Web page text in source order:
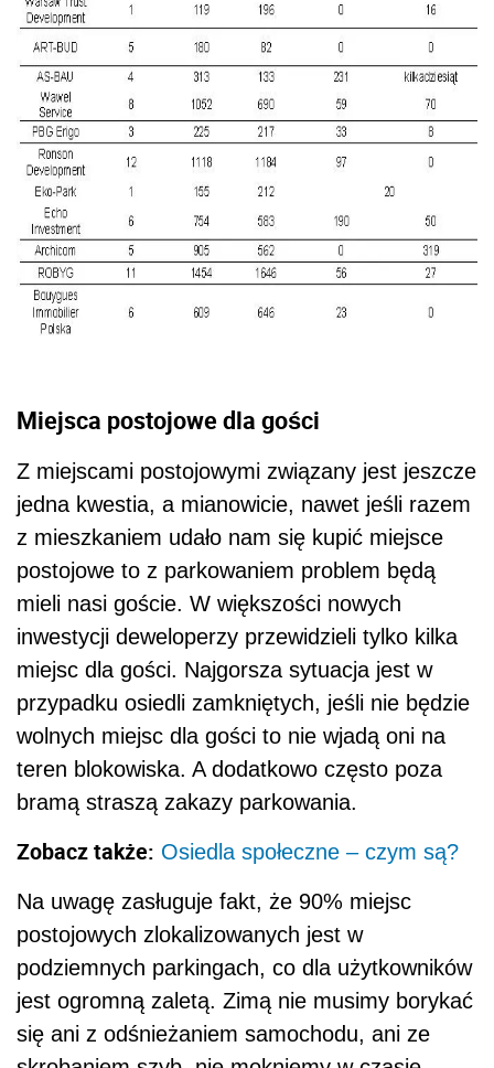
Miejsca postojowe dla gości
Z miejscami postojowymi związany jest jeszcze
jedna kwestia, a mianowicie, nawet jeśli razem
z mieszkaniem udało nam się kupić miejsce
postojowe to z parkowaniem problem będą
mieli nasi goście. W większości nowych
inwestycji deweloperzy przewidzieli tylko kilka
miejsc dla gości. Najgorsza sytuacja jest w
przypadku osiedli zamkniętych, jeśli nie będzie
wolnych miejsc dla gości to nie wjadą oni na
teren blokowiska. A dodatkowo często poza
bramą straszą zakazy parkowania.
Zobacz także: Osiedla społeczne – czym są?
Na uwagę zasługuje fakt, że 90% miejsc
postojowych zlokalizowanych jest w
podziemnych parkingach, co dla użytkowników
jest ogromną zaletą. Zimą nie musimy borykać
się ani z odśnieżaniem samochodu, ani ze